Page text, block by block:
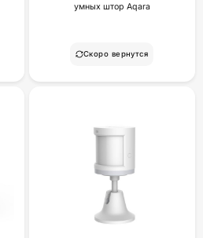
умных штор Aqara
Скоро вернутся